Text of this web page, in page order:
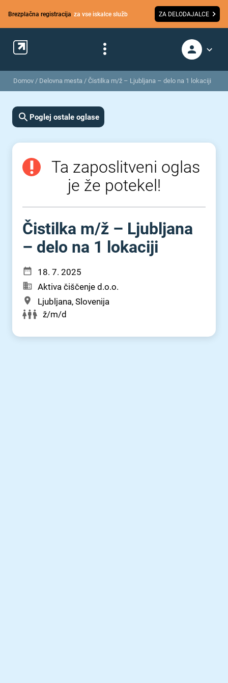
Brezplačna registracija za vse iskalce služb ZA DELODAJALCE
Domov / Delovna mesta / Čistilka m/ž – Ljubljana – delo na 1 lokaciji
Poglej ostale oglase
Ta zaposlitveni oglas
je že potekel!
Čistilka m⁠/⁠ž – Ljubljana
– delo na 1 lokaciji
18. 7. 2025
Aktiva čiščenje d.o.o.
Ljubljana, Slovenija
ž/m/d